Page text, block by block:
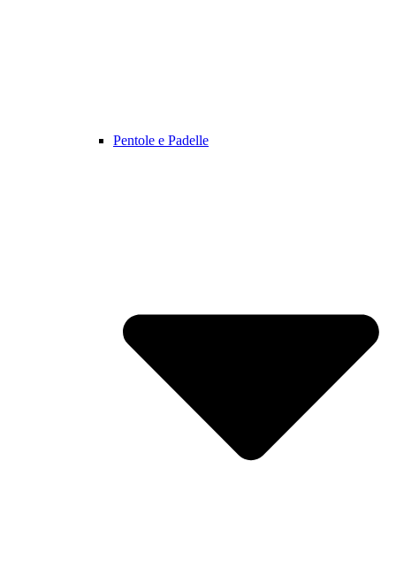
Pentole e Padelle